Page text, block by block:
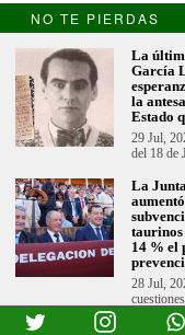
CONDICIONES
Aviso legal
Politica de privacidad
Politica de condiciones
© 2023 - ESPACIO
PEAK
NO TE PIERDAS
La
García
la
Estado
29 Jul,
del 18 de
La
14 % el
28 Jul,